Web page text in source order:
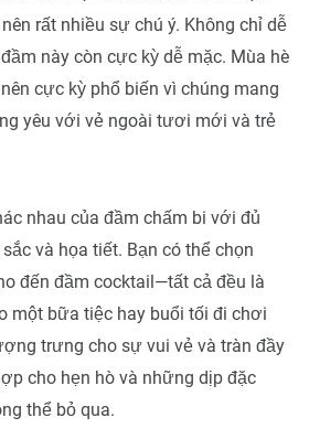
rất nhiều sự chú ý. Không chỉ dễ
này còn cực kỳ dễ mặc. Mùa hè
cực kỳ phổ biến vì chúng mang
yêu với vẻ ngoài tươi mới và trẻ
nhau của đầm chấm bi với đủ
và họa tiết. Bạn có thể chọn
đến đầm cocktail—tất cả đều là
một bữa tiệc hay buổi tối đi chơi
trưng cho sự vui vẻ và tràn đầy
cho hẹn hò và những dịp đặc
thể bỏ qua.